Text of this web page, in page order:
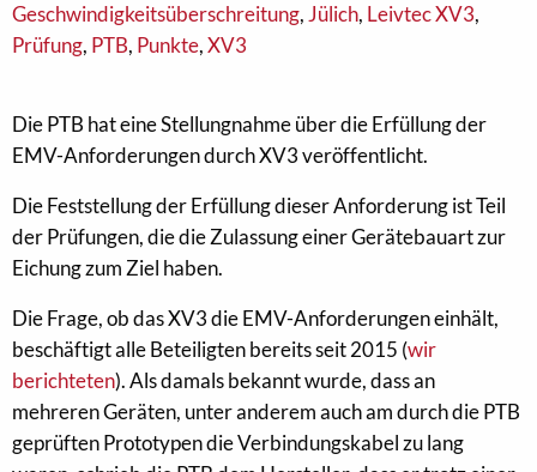
Geschwindigkeitsüberschreitung, Jülich, Leivtec XV3,
Prüfung, PTB, Punkte,XV3
Die PTB hat eine Stellungnahme über die Erfüllung der
EMV-Anforderungen durch XV3 veröffentlicht.
Die Feststellung der Erfüllung dieser Anforderung ist Teil
der Prüfungen, die die Zulassung einer Gerätebauart zur
Eichung zum Ziel haben.
Die Frage, ob das XV3 die EMV-Anforderungen einhält,
beschäftigt alle Beteiligten bereits seit 2015 (wir
berichteten). Als damals bekannt wurde, dass an
mehreren Geräten, unter anderem auch am durch die PTB
geprüften Prototypen die Verbindungskabel zu lang